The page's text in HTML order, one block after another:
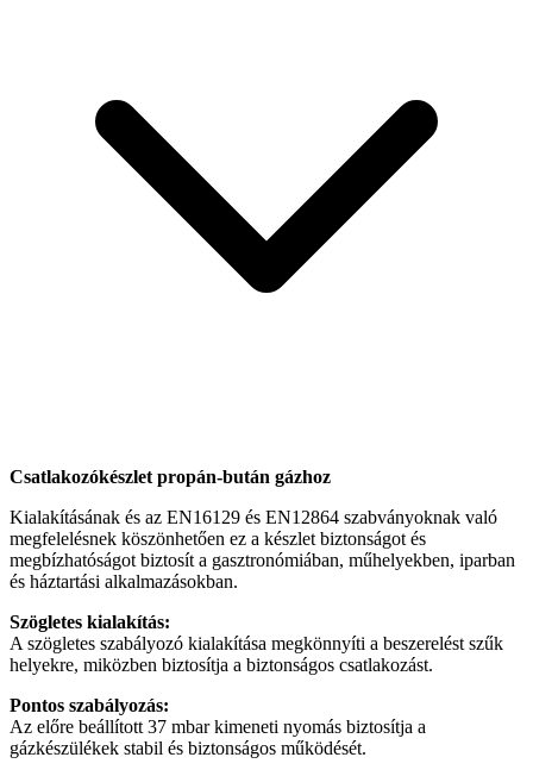
Csatlakozókészlet propán-bután gázhoz
Kialakításának és az EN16129 és EN12864 szabványoknak való
megfelelésnek köszönhetően ez a készlet biztonságot és
megbízhatóságot biztosít a gasztronómiában, műhelyekben, iparban
és háztartási alkalmazásokban.
Szögletes kialakítás:
A szögletes szabályozó kialakítása megkönnyíti a beszerelést szűk
helyekre, miközben biztosítja a biztonságos csatlakozást.
Pontos szabályozás:
Az előre beállított 37 mbar kimeneti nyomás biztosítja a
gázkészülékek stabil és biztonságos működését.